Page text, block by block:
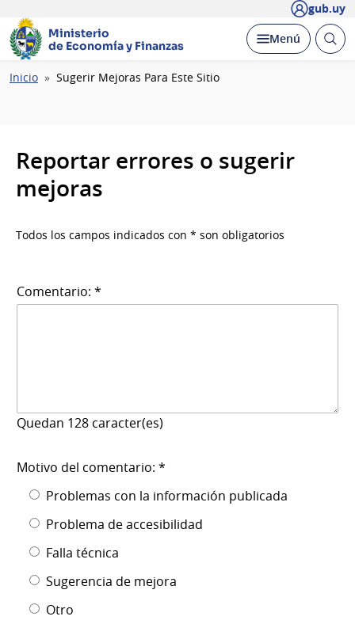
gub.uy
Ministerio
de Economía y Finanzas
Desplegar
Menú Abrir
Ruta
Inicio Sugerir Mejoras Para Este Sitio
Reportar errores o sugerir
mejoras
Todos los campos indicados con * son obligatorios
Comentario: *
Quedan 128 caracter(es)
Motivo del comentario: *
Problemas con la información publicada
Problema de accesibilidad
Falla técnica
Sugerencia de mejora
Otro